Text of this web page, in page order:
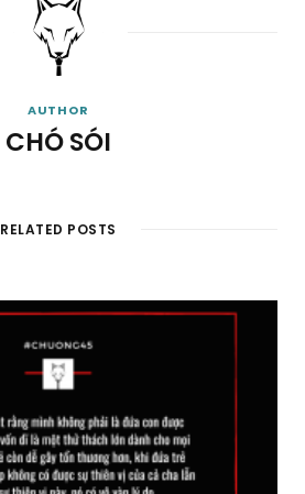
AUTHOR
CHÓ SÓI
RELATED POSTS